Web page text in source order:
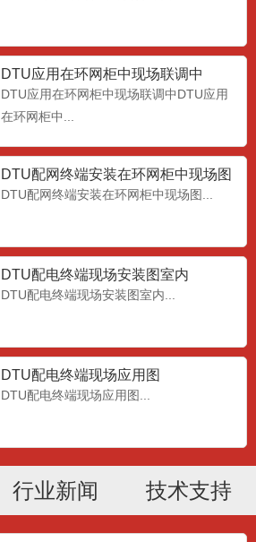
DTU应用在环网柜中现场联调中
DTU应用在环网柜中现场联调中DTU应用
在环网柜中...
DTU配网终端安装在环网柜中现场图
DTU配网终端安装在环网柜中现场图...
DTU配电终端现场安装图室内
DTU配电终端现场安装图室内...
DTU配电终端现场应用图
DTU配电终端现场应用图...
行业新闻 技术支持